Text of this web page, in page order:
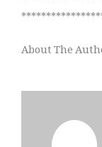
About The